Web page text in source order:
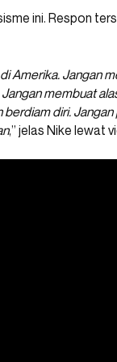
ini. Respon
Amerika. Jangan
membuat
diri.
,” jelas Nike lewat